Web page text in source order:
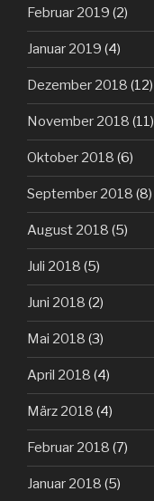
Februar 2019 (2)
Januar 2019 (4)
Dezember 2018 (12)
November 2018 (11)
Oktober 2018 (6)
September 2018 (8)
August 2018 (5)
Juli 2018 (5)
Juni 2018 (2)
Mai 2018 (3)
April 2018 (4)
März 2018 (4)
Februar 2018 (7)
Januar 2018 (5)